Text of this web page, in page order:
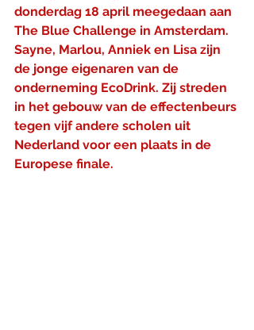
donderdag 18 april meegedaan aan
The Blue Challenge in Amsterdam.
Sayne, Marlou, Anniek en Lisa zijn
de jonge eigenaren van de
onderneming EcoDrink. Zij streden
in het gebouw van de effectenbeurs
tegen vijf andere scholen uit
Nederland voor een plaats in de
Europese finale.